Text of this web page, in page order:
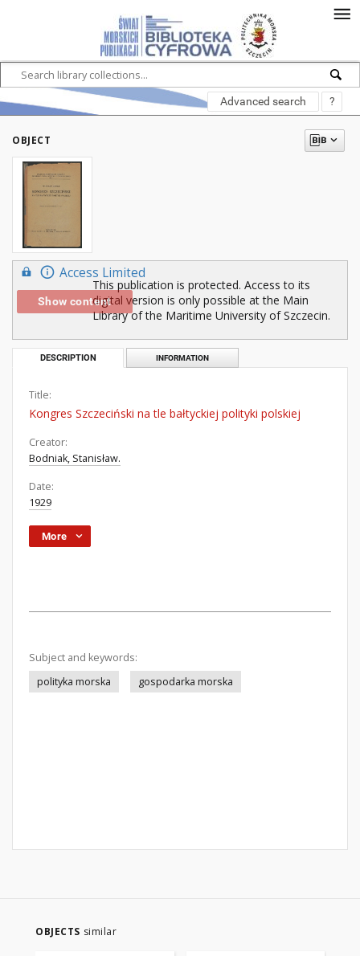
Advanced search ?
OBJECT
Access Limited
Show content
This publication is protected. Access to its
digital version is only possible at the Main
Library of the Maritime University of Szczecin.
DESCRIPTION INFORMATION
Title:
Kongres Szczeciński na tle bałtyckiej polityki polskiej
Creator:
Bodniak, Stanisław.
Date:
1929
More
Subject and keywords:
polityka morska
gospodarka morska
OBJECTS similar